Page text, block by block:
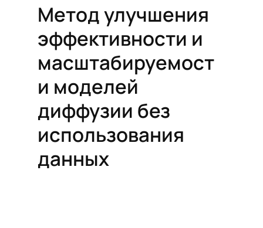
Метод улучшения
эффективности и
масштабируемост
и моделей
диффузии без
использования
данных